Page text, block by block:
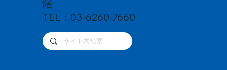
階
TEL：03-6260-7660